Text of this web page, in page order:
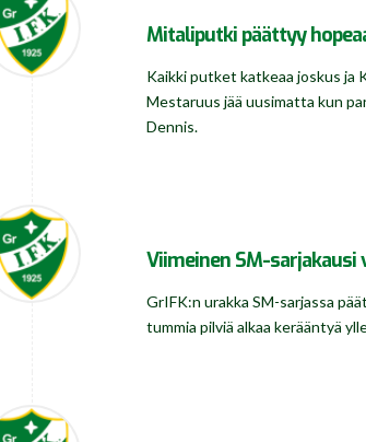
Mitaliputki päättyy
Kaikki putket katkeaa joskus ja
Mestaruus jää uusimatta kun
Dennis.
Viimeinen SM-sarjakausi
GrIFK:n urakka SM-sarjassa
tummia pilviä alkaa kerääntyä